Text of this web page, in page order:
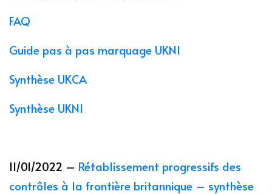
FAQ
Guide pas à pas marquage UKNI
Synthèse UKCA
Synthèse UKNI
11/01/2022 – Rétablissement progressifs des
contrôles à la frontière britannique – synthèse